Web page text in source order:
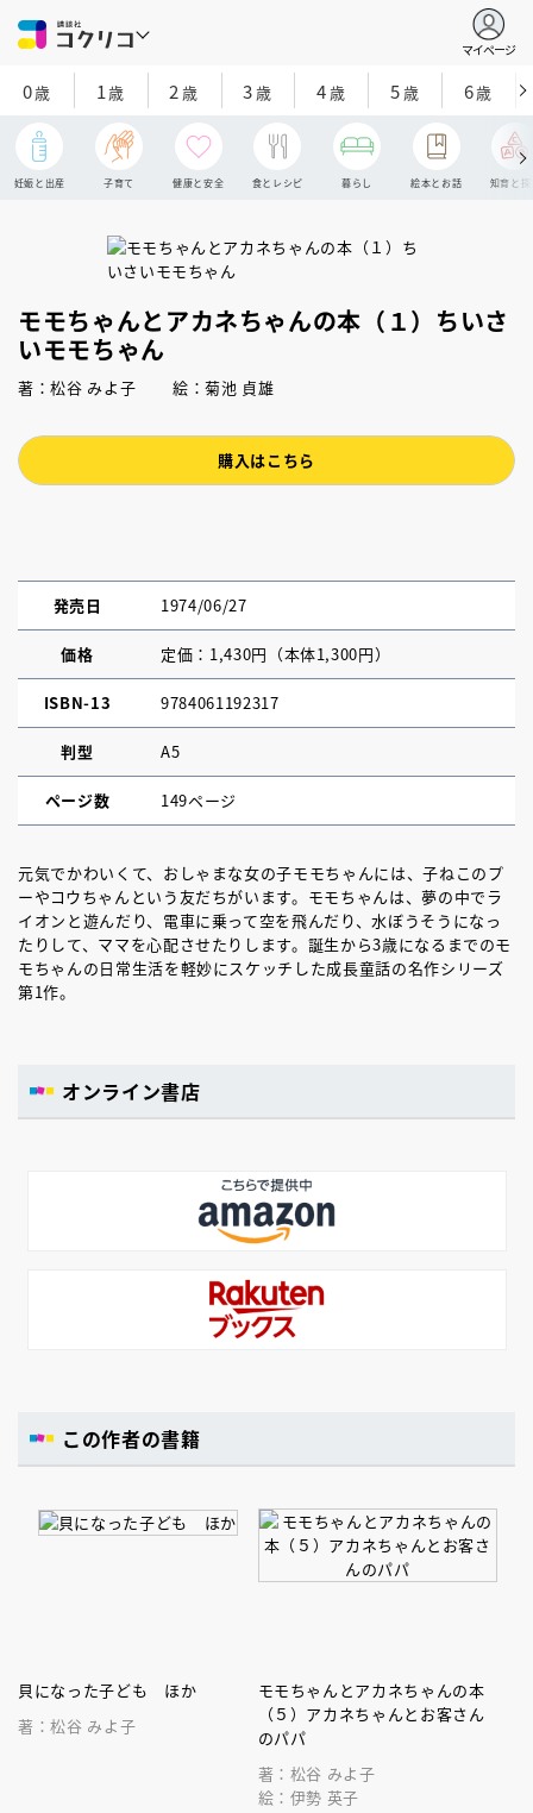
マイページ
0歳 1歳 2 歳 3歳 4歳 5歳 6歳
妊娠と出産 子育て 健康と安全 食とレシピ 暮らし 絵本とお話 知育と探
モモちゃんとアカネちゃんの本（１）ちいさ
いモモちゃん
著：松谷 みよ子 絵：菊池 貞雄
購入はこちら
発売日 1974/06/27
価格 定価：1,430円（本体1,300円）
ISBN-13 9784061192317
判型 A5
ページ数 149ページ
元気でかわいくて、おしゃまな女の子モモちゃんには、子ねこのプ
ーやコウちゃんという友だちがいます。モモちゃんは、夢の中でラ
イオンと遊んだり、電車に乗って空を飛んだり、水ぼうそうになっ
たりして、ママを心配させたりします。誕生から3歳になるまでのモ
モちゃんの日常生活を軽妙にスケッチした成長童話の名作シリーズ
第1作。
オンライン書店
この作者の書籍
貝になった子ども ほか
著：松谷 みよ子
モモちゃんとアカネちゃんの本
（５）アカネちゃんとお客さん
のパパ
著：松谷 みよ子
絵：伊勢 英子